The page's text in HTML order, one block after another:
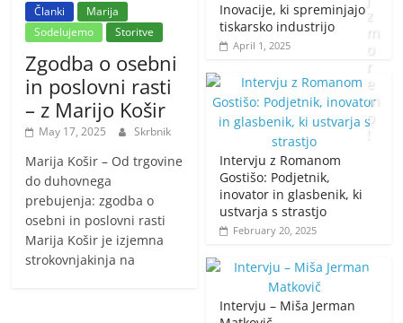
Članki
Marija
Sodelujemo
Storitve
Zgodba o osebni
in poslovni rasti
– z Marijo Košir
May 17, 2025 Skrbnik
Marija Košir – Od trgovine
do duhovnega
prebujenja: zgodba o
osebni in poslovni rasti
Marija Košir je izjemna
strokovnjakinja na
Inovacije, ki spreminjajo
tiskarsko industrijo
April 1, 2025
Intervju z Romanom
Gostišo: Podjetnik,
inovator in glasbenik, ki
ustvarja s strastjo
February 20, 2025
Intervju – Miša Jerman
z
m
o
r
e
m
o
!
r